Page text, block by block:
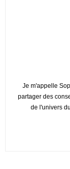
Je m'appelle
partager des
de l'univers